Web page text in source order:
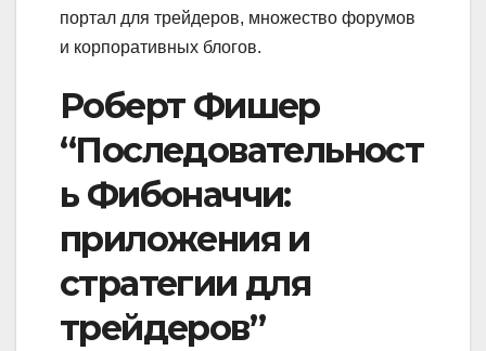
портал для трейдеров, множество форумов
и корпоративных блогов.
Роберт Фишер
“Последовательност
ь Фибоначчи:
приложения и
стратегии для
трейдеров”